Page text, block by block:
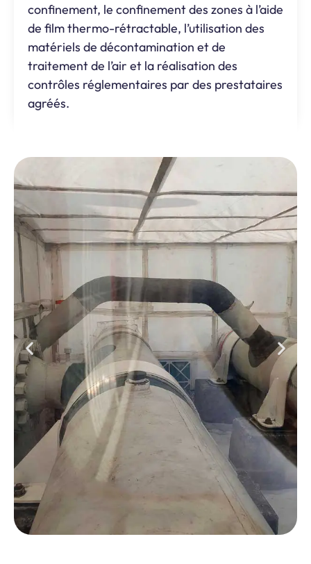
confinement, le confinement des zones à l’aide
de film thermo-rétractable, l’utilisation des
matériels de décontamination et de
traitement de l’air et la réalisation des
contrôles réglementaires par des prestataires
agréés.